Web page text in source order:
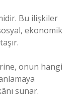
Bu ilişkiler
ekonomik
onun hangi
sunar.